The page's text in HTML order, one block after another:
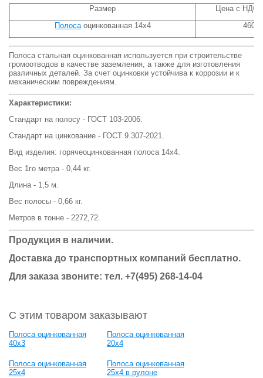
Размер
Цена с НДС
Полосаоцинкованная 14х4 460
Полоса стальная оцинкованная используется при строительстве
громоотводов в качестве заземления, а также для изготовления
различных деталей. За счет оцинковки устойчива к коррозии и к
механическим повреждениям.
Характеристики:
Стандарт на полосу - ГОСТ 103-2006.
Стандарт на цинкование - ГОСТ 9.307-2021.
Вид изделия: горячеоцинкованная полоса 14х4.
Вес 1го метра - 0,44 кг.
Длина - 1,5 м.
Вес полосы - 0,66 кг.
Метров в тонне - 2272,72.
Продукция в наличии.
Доставка до транспортных компаний бесплатно.
Для заказа звоните: тел. +7(495) 268-14-04
С этим товаром заказывают
Полоса оцинкованная
40х3
Полоса оцинкованная
20х4
Полоса оцинкованная
25х4
Полоса оцинкованная
25х4 в рулоне